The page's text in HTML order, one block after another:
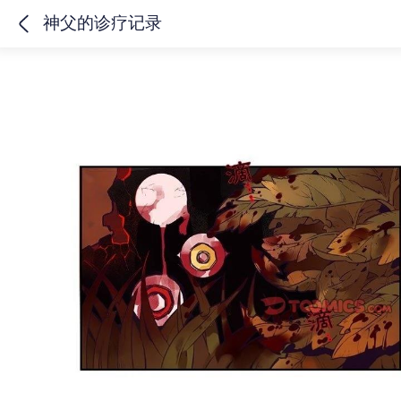
神父的诊疗记录